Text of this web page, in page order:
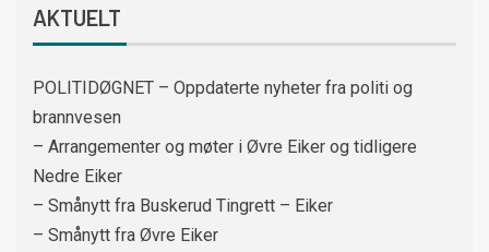
AKTUELT
POLITIDØGNET – Oppdaterte nyheter fra politi og
brannvesen
– Arrangementer og møter i Øvre Eiker og tidligere
Nedre Eiker
– Smånytt fra Buskerud Tingrett – Eiker
– Smånytt fra Øvre Eiker